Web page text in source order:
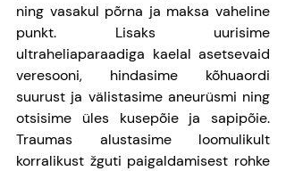
ning vasakul põrna ja maksa vaheline
punkt. Lisaks uurisime
ultraheliaparaadiga kaelal asetsevaid
veresooni, hindasime kõhuaordi
suurust ja välistasime aneurüsmi ning
otsisime üles kusepõie ja sapipõie.
Traumas alustasime loomulikult
korralikust žguti paigaldamisest rohke